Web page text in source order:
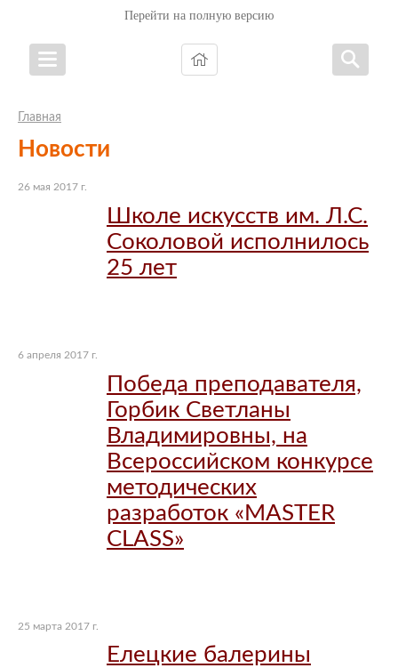
Перейти на полную версию
Главная
Новости
26 мая 2017 г.
Школе искусств им. Л.С.
Соколовой исполнилось
25 лет
6 апреля 2017 г.
Победа преподавателя,
Горбик Светланы
Владимировны, на
Всероссийском конкурсе
методических
разработок «MASTER
CLASS»
25 марта 2017 г.
Елецкие балерины